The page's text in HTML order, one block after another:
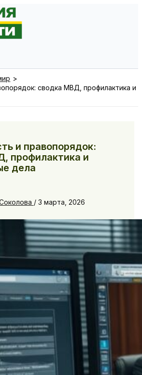
сводка МВД, профилактика и
и правопорядок:
профилактика и
дела
/ 3 марта, 2026